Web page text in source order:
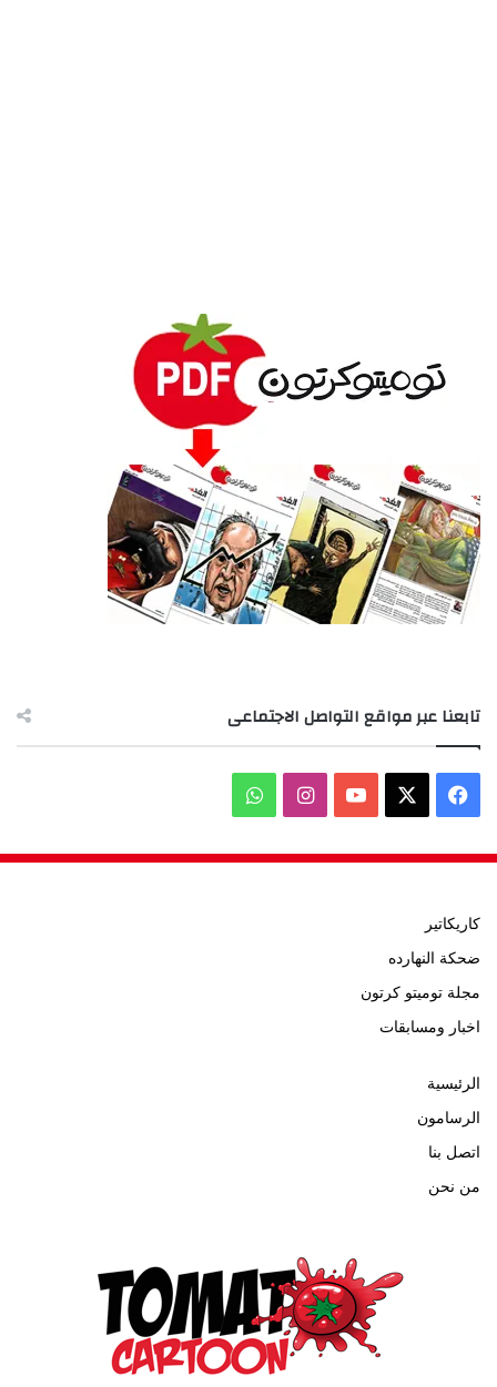
تابعنا عبر مواقع التواصل الاجتماعى
فيسبوك ‫YouTubeانستقرامواتساب
كاريكاتير
ضحكة النهارده
مجلة توميتو كرتون
اخبار ومسابقات
الرئيسية
الرسامون
اتصل بنا
من نحن